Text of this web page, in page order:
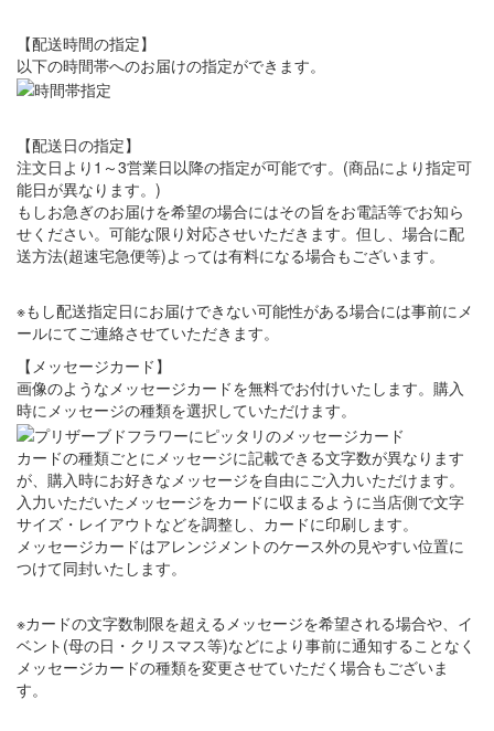
【配送時間の指定】
以下の時間帯へのお届けの指定ができます。
【配送日の指定】
注文日より1～3営業日以降の指定が可能です。(商品により指定可
能日が異なります。)
もしお急ぎのお届けを希望の場合にはその旨をお電話等でお知ら
せください。可能な限り対応させいただきます。但し、場合に配
送方法(超速宅急便等)よっては有料になる場合もございます。
※もし配送指定日にお届けできない可能性がある場合には事前にメ
ールにてご連絡させていただきます。
【メッセージカード】
画像のようなメッセージカードを無料でお付けいたします。購入
時にメッセージの種類を選択していただけます。
カードの種類ごとにメッセージに記載できる文字数が異なります
が、購入時にお好きなメッセージを自由にご入力いただけます。
入力いただいたメッセージをカードに収まるように当店側で文字
サイズ・レイアウトなどを調整し、カードに印刷します。
メッセージカードはアレンジメントのケース外の見やすい位置に
つけて同封いたします。
※カードの文字数制限を超えるメッセージを希望される場合や、イ
ベント(母の日・クリスマス等)などにより事前に通知することなく
メッセージカードの種類を変更させていただく場合もございま
す。